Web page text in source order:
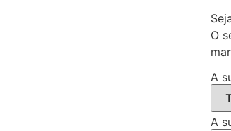
O
A
A